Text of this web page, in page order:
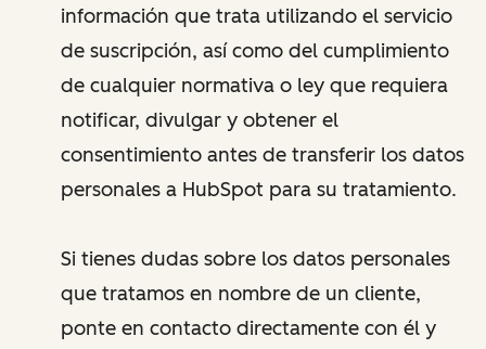
información que trata utilizando el servicio
de suscripción, así como del cumplimiento
de cualquier normativa o ley que requiera
notificar, divulgar y obtener el
consentimiento antes de transferir los datos
personales a HubSpot para su tratamiento.
Si tienes dudas sobre los datos personales
que tratamos en nombre de un cliente,
ponte en contacto directamente con él y